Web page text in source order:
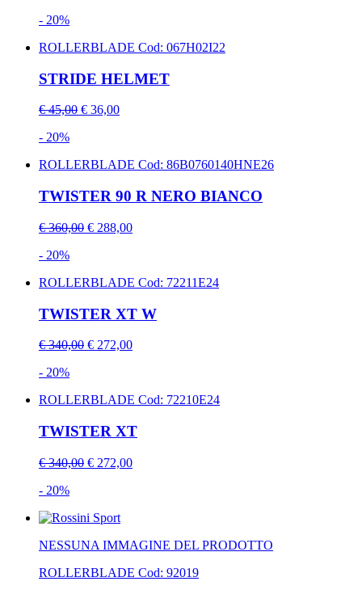
- 20%
ROLLERBLADE Cod: 067H02I22
STRIDE HELMET
€ 45,00 € 36,00
- 20%
ROLLERBLADE Cod: 86B0760140HNE26
TWISTER 90 R NERO BIANCO
€ 360,00 € 288,00
- 20%
ROLLERBLADE Cod: 72211E24
TWISTER XT W
€ 340,00 € 272,00
- 20%
ROLLERBLADE Cod: 72210E24
TWISTER XT
€ 340,00 € 272,00
- 20%
NESSUNA IMMAGINE DEL PRODOTTO
ROLLERBLADE Cod: 92019